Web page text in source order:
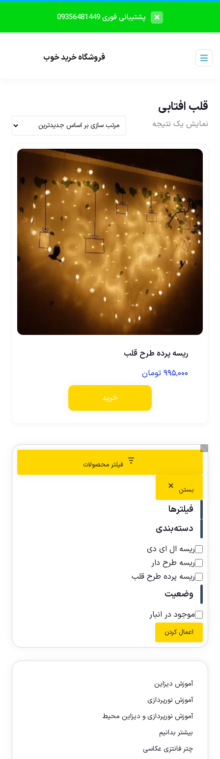
پشتیبانی فوری 09356481449
فروشگاه خرید خوب
قلب افتابی
نمایش یک نتیجه
ریسه پرده طرح قلب
۹۹۵,۰۰۰ تومان
خرید
فیلتر محصولات
بستن
فیلترها
دسته‌بندی
ریسه ال ای دی
ریسه طرح دار
ریسه پرده طرح قلب
وضعیت
موجود در انبار
اعمال کردن
آموزش دیزاین
آموزش نورپردازی
آموزش نورپردازی و دیزاین محیط
بیشتر بدانیم
چتر فانتزی عکاسی